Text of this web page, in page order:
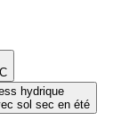
hydrique
sol sec en été